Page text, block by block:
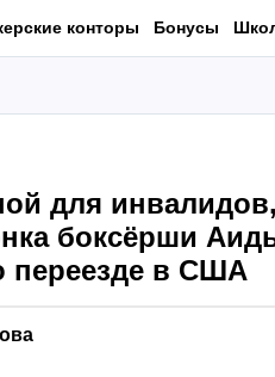
конторы Бонусы
для
боксёрши
переезде в США